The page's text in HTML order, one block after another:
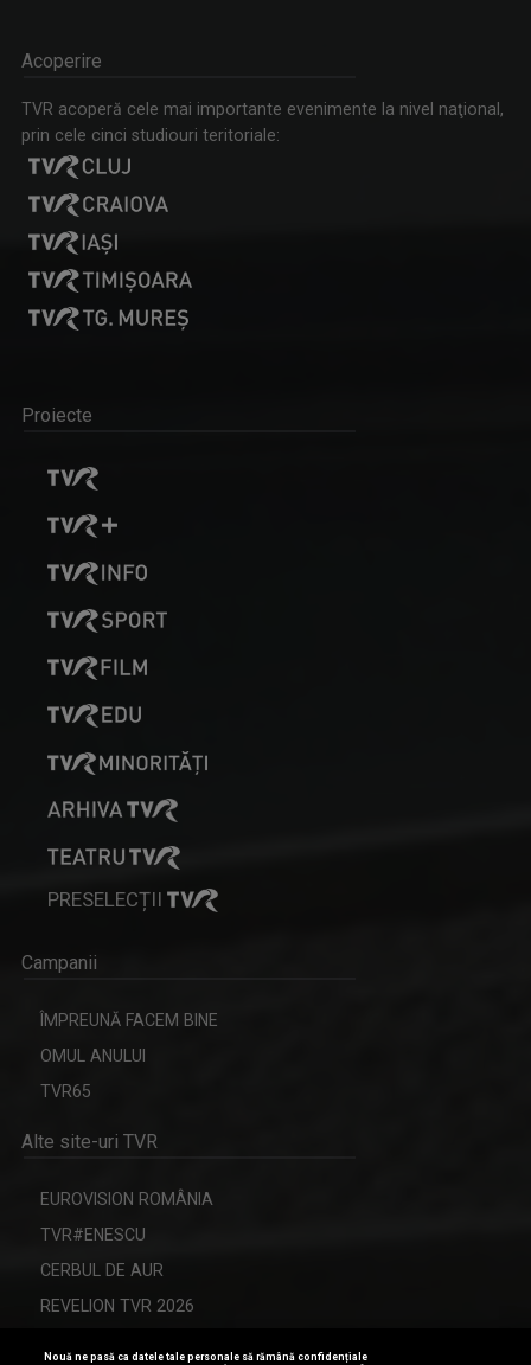
Acoperire
TVR acoperă cele mai importante evenimente la nivel naţional,
prin cele cinci studiouri teritoriale:
Proiecte
PRESELECȚII
Campanii
ÎMPREUNĂ FACEM BINE
OMUL ANULUI
TVR65
Alte site-uri TVR
EUROVISION ROMÂNIA
TVR#ENESCU
CERBUL DE AUR
REVELION TVR 2026
Nouă ne pasă ca datele tale personale să rămână confidențiale